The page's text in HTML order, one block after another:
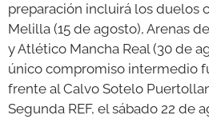
preparación incluirá los duelos
Melilla (15 de agosto), Arenas
y Atlético Mancha Real (30 de
único compromiso intermedio
frente al Calvo Sotelo
Segunda REF, el sábado 22 de